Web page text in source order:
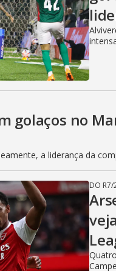
golaços no
a liderança da
DO R7/